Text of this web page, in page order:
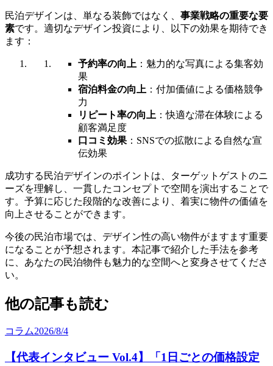
民泊デザインは、単なる装飾ではなく、 事業戦略の重要な要
素です。適切なデザイン投資により、以下の効果を期待でき
ます：
予約率の向上 ：魅力的な写真による集客効
果
宿泊料金の向上 ：付加価値による価格競争
力
リピート率の向上 ：快適な滞在体験による
顧客満足度
口コミ効果 ：SNSでの拡散による自然な宣
伝効果
成功する民泊デザインのポイントは、ターゲットゲストのニ
ーズを理解し、一貫したコンセプトで空間を演出することで
す。予算に応じた段階的な改善により、着実に物件の価値を
向上させることができます。
今後の民泊市場では、デザイン性の高い物件がますます重要
になることが予想されます。本記事で紹介した手法を参考
に、あなたの民泊物件も魅力的な空間へと変身させてくださ
い。
他の記事も読む
コラム2026/8/4
【代表インタビュー Vol.4】「1日ごとの価格設定